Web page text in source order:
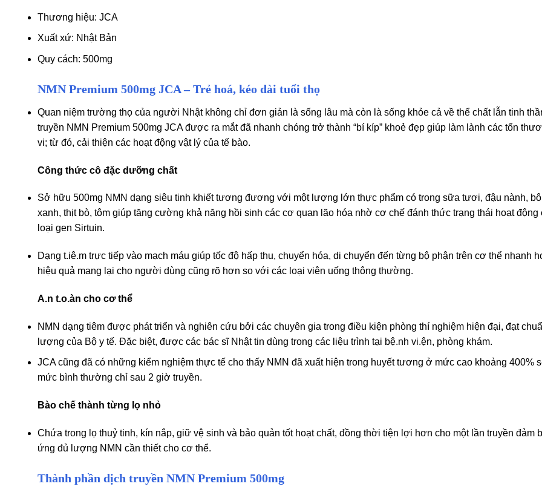
Thương hiệu: JCA
Xuất xứ: Nhật Bản
Quy cách: 500mg
NMN Premium 500mg JCA – Trẻ hoá, kéo dài tuổi thọ
Quan niệm trường thọ của người Nhật không chỉ đơn giản là sống lâu mà còn là sống khỏe cả về thể chất lẫn tinh
truyền NMN Premium 500mg JCA được ra mắt đã nhanh chóng trở thành “bí kíp” khoẻ đẹp giúp làm lành các tổn
vi; từ đó, cải thiện các hoạt động vật lý của tế bào.
Công thức cô đặc dưỡng chất
Sở hữu 500mg NMN dạng siêu tinh khiết tương đương với một lượng lớn thực phẩm có trong sữa tươi, đậu nành,
xanh, thịt bò, tôm giúp tăng cường khả năng hồi sinh các cơ quan lão hóa nhờ cơ chế đánh thức trạng thái hoạt động
loại gen Sirtuin.
Dạng t.iê.m trực tiếp vào mạch máu giúp tốc độ hấp thu, chuyển hóa, di chuyển đến từng bộ phận trên cơ thể nhanh
hiệu quả mang lại cho người dùng cũng rõ hơn so với các loại viên uống thông thường.
A.n t.o.àn cho cơ thể
NMN dạng tiêm được phát triển và nghiên cứu bởi các chuyên gia trong điều kiện phòng thí nghiệm hiện đại, đạt
lượng của Bộ y tế. Đặc biệt, được các bác sĩ Nhật tin dùng trong các liệu trình tại bệ.nh vi.ện, phòng khám.
JCA cũng đã có những kiểm nghiệm thực tế cho thấy NMN đã xuất hiện trong huyết tương ở mức cao khoảng 400%
mức bình thường chỉ sau 2 giờ truyền.
Bào chế thành từng lọ nhỏ
Chứa trong lọ thuỷ tinh, kín nắp, giữ vệ sinh và bảo quản tốt hoạt chất, đồng thời tiện lợi hơn cho một lần truyền đảm
ứng đủ lượng NMN cần thiết cho cơ thể.
Thành phần dịch truyền NMN Premium 500mg